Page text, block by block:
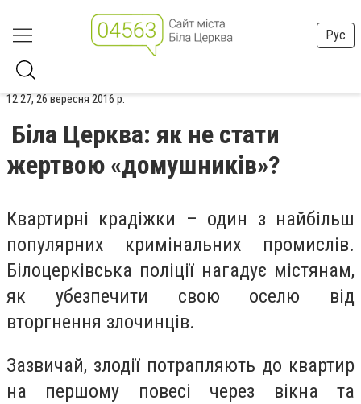
Рус
12:27, 26 вересня 2016 р.
Біла Церква: як не стати
жертвою «домушників»?
Квартирні крадіжки – один з найбільш
популярних кримінальних промислів.
Білоцерківська поліції нагадує містянам,
як убезпечити свою оселю від
вторгнення злочинців.
Зазвичай, злодії потрапляють до квартир
на першому повесі через вікна та